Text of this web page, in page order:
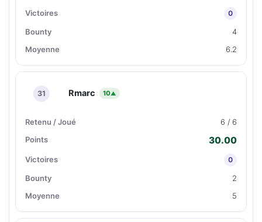
0
4
6.2
31 Rmarc 10▲
6 / 6
30.00
0
2
5